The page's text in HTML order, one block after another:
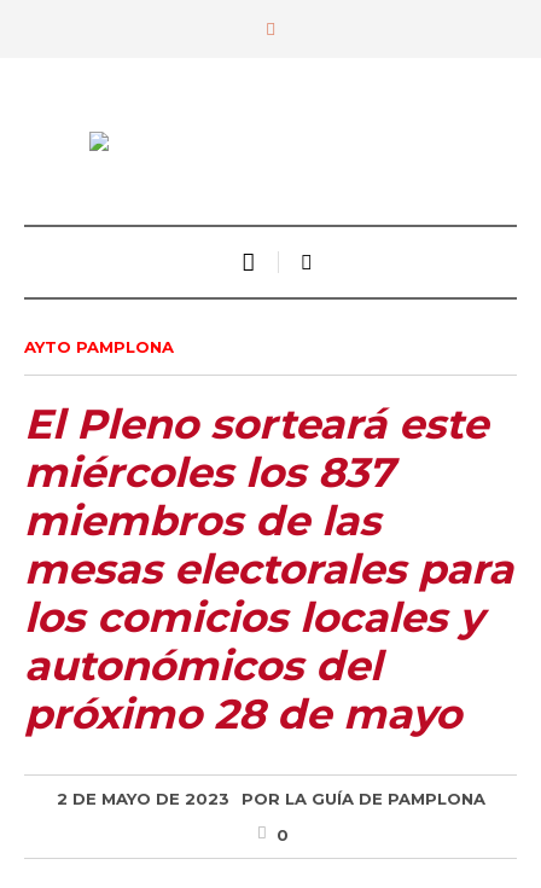
AYTO PAMPLONA
El Pleno sorteará este
miércoles los 837
miembros de las
mesas electorales para
los comicios locales y
autonómicos del
próximo 28 de mayo
2 DE MAYO DE 2023 POR LA GUÍA DE PAMPLONA
0